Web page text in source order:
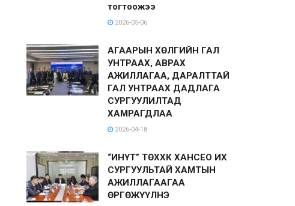
тогтоожээ
2026-05-06
АГААРЫН ХӨЛГИЙН ГАЛ
УНТРААХ, АВРАХ
АЖИЛЛАГАА, ДАРАЛТТАЙ
ГАЛ УНТРААХ ДАДЛАГА
СУРГУУЛИЛТАД
ХАМРАГДЛАА
2026-04-18
“ИНҮТ” ТӨХХК ХАНСЕО ИХ
СУРГУУЛЬТАЙ ХАМТЫН
АЖИЛЛАГААГАА
ӨРГӨЖҮҮЛНЭ